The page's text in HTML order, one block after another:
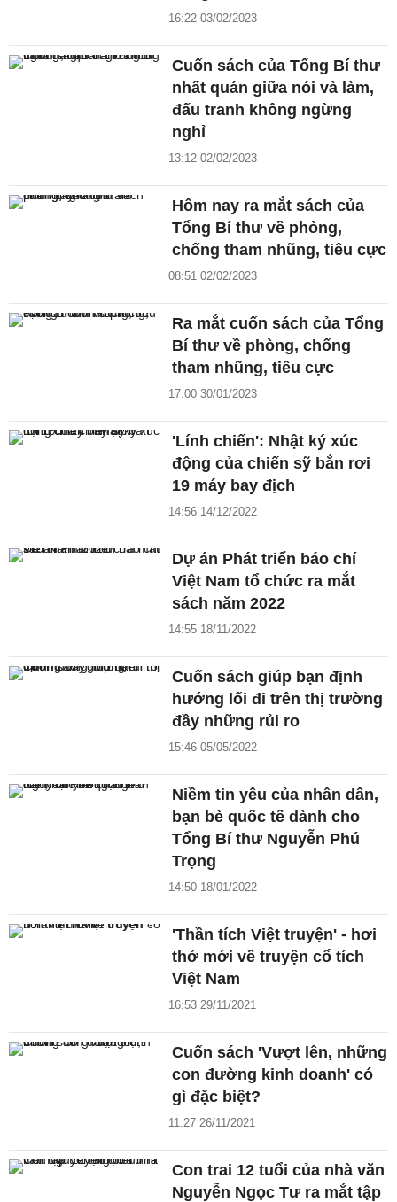
16:22 03/02/2023
Cuốn sách của Tổng Bí thư
nhất quán giữa nói và làm,
đấu tranh không ngừng
nghỉ
13:12 02/02/2023
Hôm nay ra mắt sách của
Tổng Bí thư về phòng,
chống tham nhũng, tiêu cực
08:51 02/02/2023
Ra mắt cuốn sách của Tổng
Bí thư về phòng, chống
tham nhũng, tiêu cực
17:00 30/01/2023
'Lính chiến': Nhật ký xúc
động của chiến sỹ bắn rơi
19 máy bay địch
14:56 14/12/2022
Dự án Phát triển báo chí
Việt Nam tổ chức ra mắt
sách năm 2022
14:55 18/11/2022
Cuốn sách giúp bạn định
hướng lối đi trên thị trường
đầy những rủi ro
15:46 05/05/2022
Niềm tin yêu của nhân dân,
bạn bè quốc tế dành cho
Tổng Bí thư Nguyễn Phú
Trọng
14:50 18/01/2022
'Thần tích Việt truyện' - hơi
thở mới về truyện cổ tích
Việt Nam
16:53 29/11/2021
Cuốn sách 'Vượt lên, những
con đường kinh doanh' có
gì đặc biệt?
11:27 26/11/2021
Con trai 12 tuổi của nhà văn
Nguyễn Ngọc Tư ra mắt tập